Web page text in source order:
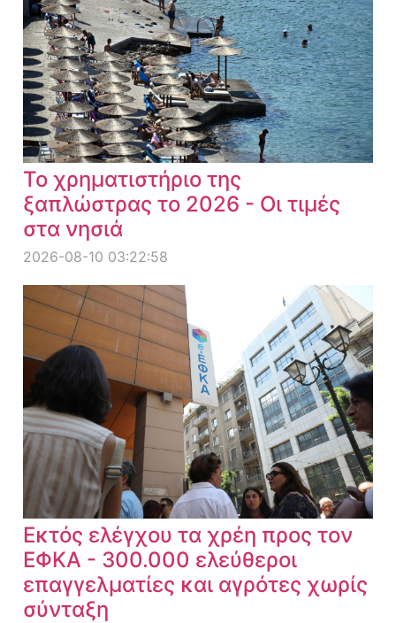
Το χρηματιστήριο της
ξαπλώστρας το 2026 - Οι τιμές
στα νησιά
2026-08-10 03:22:58
Εκτός ελέγχου τα χρέη προς τον
ΕΦΚΑ - 300.000 ελεύθεροι
επαγγελματίες και αγρότες χωρίς
σύνταξη